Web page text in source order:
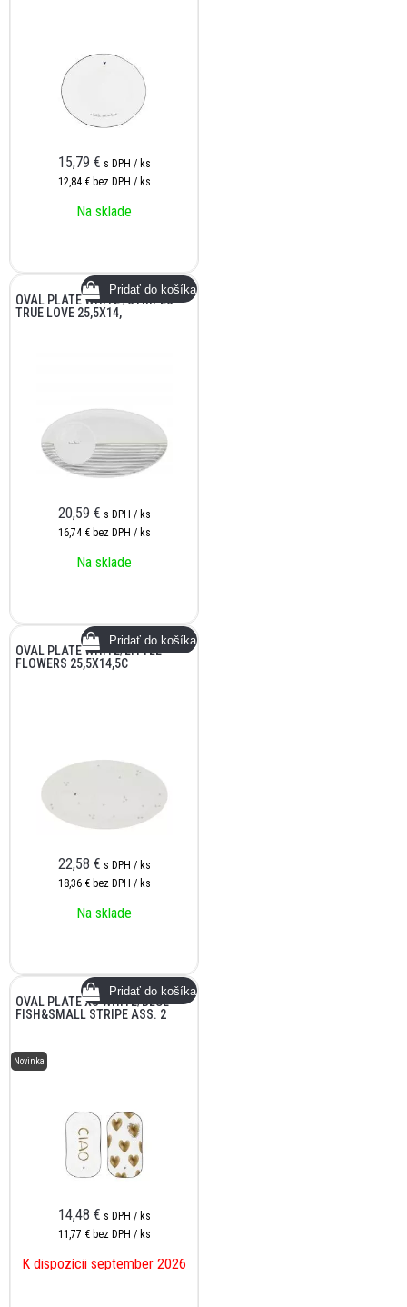
15,79 € s DPH / ks
12,84 € bez DPH / ks
Na sklade
OVAL PLATE WHITE /STRIPES
TRUE LOVE 25,5X14,
20,59 € s DPH / ks
16,74 € bez DPH / ks
Na sklade
OVAL PLATE WHITE/LITTLE
FLOWERS 25,5X14,5C
22,58 € s DPH / ks
18,36 € bez DPH / ks
Na sklade
OVAL PLATE XS WHITE/BLUE
FISH&SMALL STRIPE ASS. 2
Novinka
14,48 € s DPH / ks
11,77 € bez DPH / ks
K dispozícii september 2026